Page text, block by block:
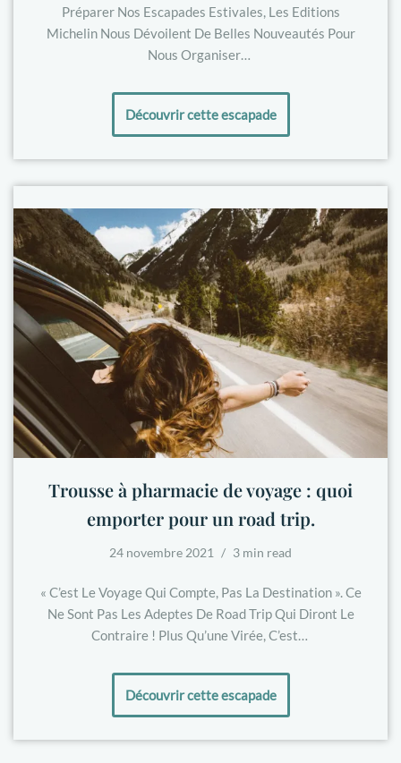
Préparer Nos Escapades Estivales, Les Editions
Michelin Nous Dévoilent De Belles Nouveautés Pour
Nous Organiser…
Découvrir cette escapade
Trousse à pharmacie de voyage : quoi
emporter pour un road trip.
24 novembre 2021 3 min read
« C’est Le Voyage Qui Compte, Pas La Destination ». Ce
Ne Sont Pas Les Adeptes De Road Trip Qui Diront Le
Contraire ! Plus Qu’une Virée, C’est…
Découvrir cette escapade